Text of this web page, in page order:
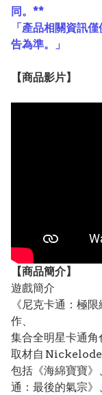
同。**
「產品相關資訊
告為準。」
【商品影片】
【商品簡介】
遊戲簡介
《尼克卡通：極
作、
集合全明星卡通角
取材自
包括《海綿寶寶
通：最後的氣宗》